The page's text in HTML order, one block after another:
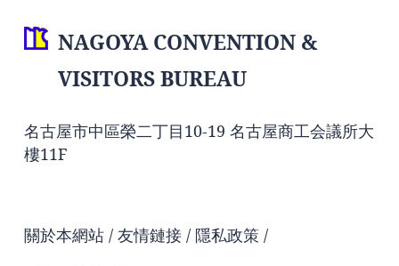
NAGOYA CONVENTION &
VISITORS BUREAU
名古屋市中區榮二丁目10-19 名古屋商工会議所大
樓11F
關於本網站 友情鏈接 隱私政策